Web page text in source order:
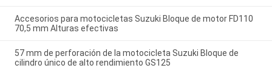
Accesorios para motocicletas Suzuki Bloque de motor FD110
70,5 mm Alturas efectivas
57 mm de perforación de la motocicleta Suzuki Bloque de
cilindro único de alto rendimiento GS125